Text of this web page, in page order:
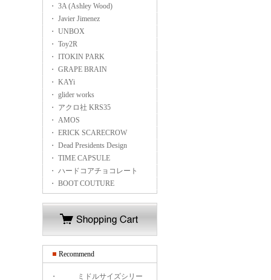
・ 3A (Ashley Wood)
・ Javier Jimenez
・ UNBOX
・ Toy2R
・ ITOKIN PARK
・ GRAPE BRAIN
・ KAYi
・ glider works
・ アクロ社 KRS35
・ AMOS
・ ERICK SCARECROW
・ Dead Presidents Design
・ TIME CAPSULE
・ ハードコアチョコレート
・ BOOT COUTURE
Recommend
・
ミドルサイズシリー